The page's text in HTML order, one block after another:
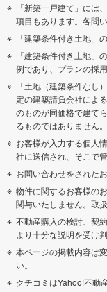
「新築一戸建て」には
項目もあります。各問
「建築条件付き土地」
「建築条件付き土地」
例であり、プランの採
「土地（建築条件なし
定の建築請負会社によ
のものが同価格で建て
るものではありません。
お客様が入力する個人
社に送信され、そこで管
お問い合わせをされた
物件に関するお客様の
関与いたしません。取
不動産購入の検討、契
より十分な説明を受け
本ページの掲載内容は
い。
クチコミはYahoo!不動